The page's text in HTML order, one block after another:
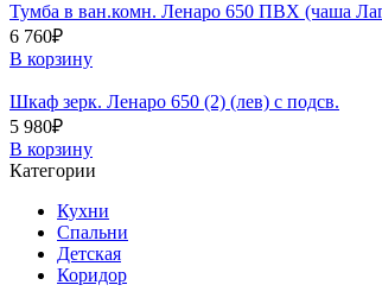
Тумба в ван.комн. Ленаро 650 ПВХ (чаша
6 760₽
В корзину
Шкаф зерк. Ленаро 650 (2) (лев) с подсв.
5 980₽
В корзину
Категории
Кухни
Спальни
Детская
Коридор